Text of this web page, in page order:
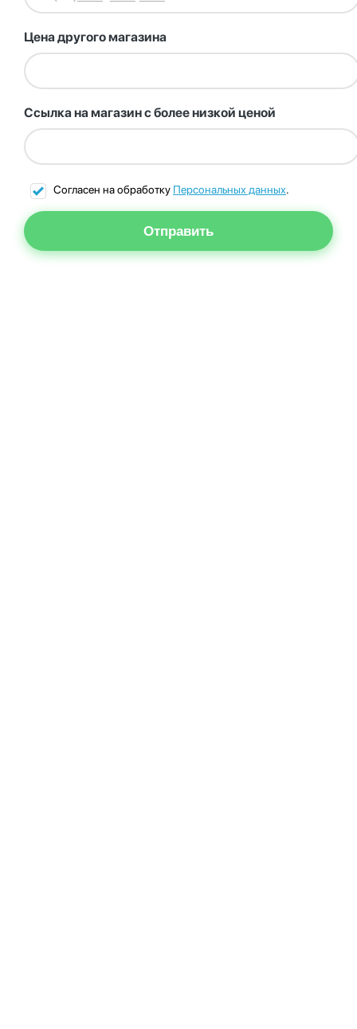
Цена другого магазина
Ссылка на магазин с более низкой ценой
Согласен на обработку Персональных данных.
Отправить